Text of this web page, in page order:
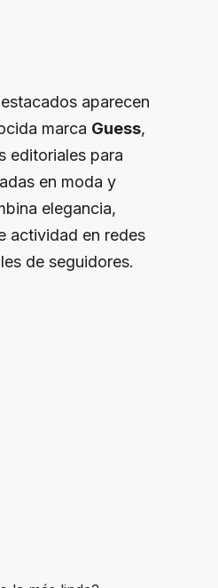
aparecen
marca Guess,
editoriales para
en moda y
elegancia,
actividad en redes
de seguidores.